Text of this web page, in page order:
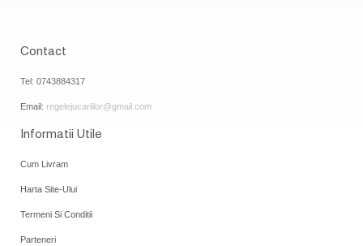
Contact
Tel: 0743884317
Email: regelejucariilor@gmail.com
Informatii Utile
Cum Livram
Harta Site-Ului
Termeni Si Conditii
Parteneri